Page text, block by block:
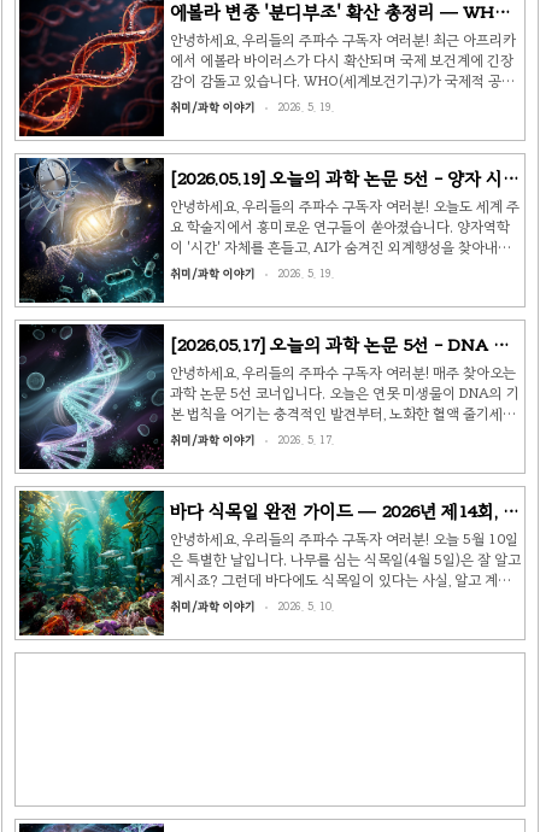
Neuroscience | MIT / 하버드 의과대학 우리는 흔히 청소
년기를 "두뇌가 아직 덜 발달된 시기"라고 부릅니다. 하지만
그 이유를 분자 수준에서 구체적으로 밝힌 연구가 발표됐습
니다. MIT와 하버드 의대 공동 연구팀은 13~25세 총 847
명을 8년간 추적한 종단 연구에서, 전전두엽(P..
에볼라 변종 '분디부조' 확산 총정리 — WHO
비상사태 선포, 92명 사망, 한국인 주의사항까
지
안녕하세요, 우리들의 주파수 구독자 여러분! 최근 아프리카
에서 에볼라 바이러스가 다시 확산되며 국제 보건계에 긴장
감이 감돌고 있습니다. WHO(세계보건기구)가 국제적 공중
보건 비상사태를 선포할 정도로 심각한 상황인데요, 특히 이
(Bundibugyo) 변종이라는 점에서 더욱 우려됩니다. 오늘은
산 현황, 증상과 전파 경로, 방역 조치까지 한눈에 알 수 있도
록 총정리해 드리겠습니다. 🦠 에볼라 바이러스란? 에볼라
바이러스병(EVD, Ebola Virus Disease)은 1976년 처음
발견된 바이러스성 출혈열입니다. 이름은 최초 발견 지역인
민주콩고(구 자이르)의 에볼라 강(Ebola Riv..
취미/과학 이야기 2026. 5. 19.
[2026.05.19] 오늘의 과학 논문 5선 - 양자 시간
·AI 외계행성·노화 좀비 세포 🔬
안녕하세요, 우리들의 주파수 구독자 여러분! 오늘도 세계 주
요 학술지에서 흥미로운 연구들이 쏟아졌습니다. 양자역학
이 '시간' 자체를 흔들고, AI가 숨겨진 외계행성을 찾아내고,
노화의 비밀이 하나씩 밝혀지고 있습니다. 최근 발표된 과학
내 나노플라스틱을 잡아당긴다출처: Bioresource
산하) 미세플라스틱 문제가 심각해지는 가운데, 우리 전통 발
효식품 김치에서 놀라운 해결책이 나왔습니다. 세계김치연
구소 연구팀이 김치에서 분리한 유산균 'CBA3656'이 장내
나노플라스틱을 강력하게 흡착하고 체외로 배출한다는 사실
을 입증했습니다. 연구팀이 모의 인간 장내 환경을 조성해 ..
취미/과학 이야기 2026. 5. 19.
[2026.05.17] 오늘의 과학 논문 5선 - DNA 규
칙 파괴부터 장수 유전자 이식까지 🔬
안녕하세요, 우리들의 주파수 구독자 여러분! 매주 찾아오는
과학 논문 5선 코너입니다. 오늘은 연못 미생물이 DNA의 기
본 법칙을 어기는 충격적인 발견부터, 노화한 혈액 줄기세포
를 젊게 되돌리는 기술, 우주의 물리 상수가 생명에 맞춰진
립니다. 🧬 1. 대학 연못에서 발견된 미생물이 DNA의 법칙
(ScienceDaily, 2026.05.07) 생명의 언어인 유전자 코드에
는 수십억 년간 지켜져 온 보편적인 규칙이 있습니다. 세 글
자로 이루어진 코돈(codon)이 특정 아미노산을 지정하거
나, 단백질 합성을 멈추는 '정지 코돈' 역할을 한다는 것입니
다. 이 규..
취미/과학 이야기 2026. 5. 17.
바다 식목일 완전 가이드 — 2026년 제14회, 바
다숲이 지구를 살린다
안녕하세요, 우리들의 주파수 구독자 여러분! 오늘 5월 10일
은 특별한 날입니다. 나무를 심는 식목일(4월 5일)은 잘 알고
계시죠? 그런데 바다에도 식목일이 있다는 사실, 알고 계셨
나요? 바로 오늘이 제14회 바다 식목일입니다. 바닷속 생태
살펴보겠습니다. 🌊 바다 식목일이란? 바다 식목일은 매년
취미/과학 이야기 2026. 5. 10.